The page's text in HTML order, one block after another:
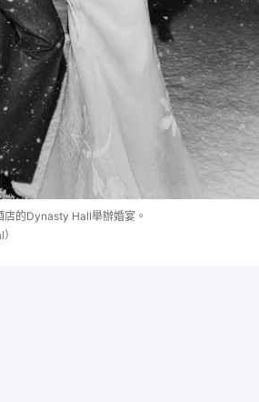
的Dynasty Hall舉辦婚宴。